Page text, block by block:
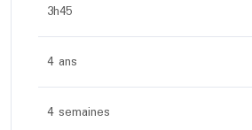
3h45
4 ans
4 semaines